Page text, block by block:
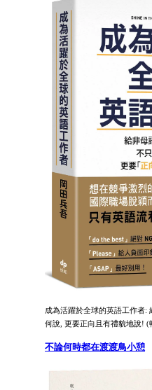
成為活躍於全球的英語工作者:
何說, 更要正向且有禮貌地說! (
不論何時都在渡渡鳥小憩